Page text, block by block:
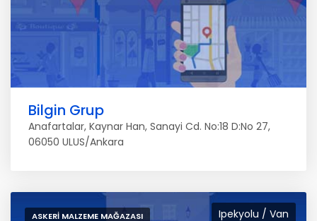
Bilgin Grup
Anafartalar, Kaynar Han, Sanayi Cd. No:18 D:No 27,
06050 ULUS/Ankara
Ipekyolu / Van
ASKERI MALZEME MAĞAZASI